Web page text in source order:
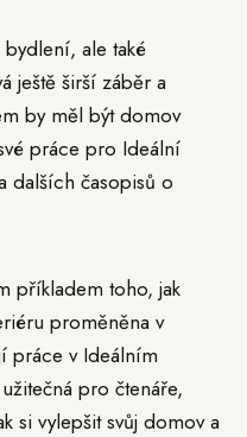
ale také
ještě širší záběr a
by měl být domov
práce pro Ideální
dalších časopisů o
příkladem toho, jak
proměněna v
práce v Ideálním
pro čtenáře,
si vylepšit svůj domov a